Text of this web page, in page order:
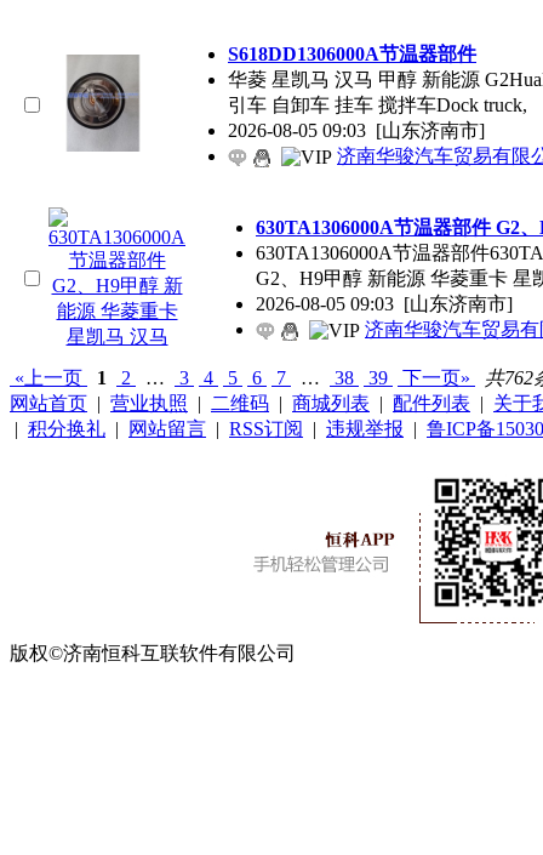
S618DD1306000A节温器部件
华菱 星凯马 汉马 甲醇 新能源
引车 自卸车 挂车 搅拌车Dock truck,
2026-08-05 09:03 [山东济南市]
济南华骏汽车贸易有限
630TA1306000A节温器部件 G2
630TA1306000A节温器部件
G2、H9甲醇 新能源 华菱重卡 星
2026-08-05 09:03 [山东济南市]
济南华骏汽车贸易
«上一页 1 2 … 3 4 5 6 7 … 38 39 下一页»
共762
网站首页 | 营业执照 | 二维码 | 商城列表 | 配件列表 | 关于
| 积分换礼 | 网站留言 | RSS订阅 | 违规举报 | 鲁ICP备
版权©济南恒科互联软件有限公司